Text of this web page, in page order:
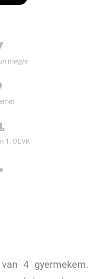
megye
1. OEVK
4 gyermekem.